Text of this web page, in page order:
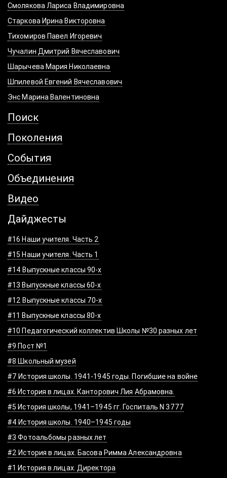
Смолякова Лариса Владимировна
Старкова Ирина Викторовна
Тихомиров Павел Игоревич
Чучалин Дмитрий Вячеславович
Шарычева Мария Николаевна
Шпилевой Евгений Вячеславович
Энс Марина Валентиновна
Поиск
Поколения
События
Объединения
Видео
Дайджесты
#16 Наши учителя. Часть 2
#15 Наши учителя. Часть 1
#14 Выпускные классы 90-х
#13 Выпускные классы 60-х
#12 Выпускные классы 70-х
#11 Выпускные классы 80-х
#10 Педагогический коллектив Школы №30 разных лет
#9 Пост №1
#8 Школьный музей
#7 История школы. 1941-1945 годы. Погибшие на войне
#6 История в лицах. Канторович Лия Абрамовна.
#5 История школы, 1941–1945 гг. Госпиталь N 3777
#4 История школы. 1940–1945 годы
#3 Фотоальбомы разных лет
#2 История в лицах. Басова Римма Александровна
#1 История в лицах. Директора